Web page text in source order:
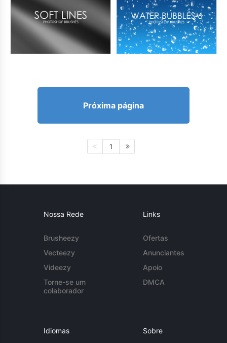
Próxima página
1
Nossa Rede
Brusheezy
Vecteezy
Videezy
Torne-se um
colaborador
Links
Ofertas
Anunciantes
Apoio
DMCA
Idiomas Sobre